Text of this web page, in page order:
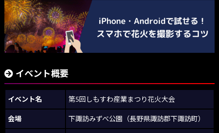
イベント概要
イベント名 第5回しもすわ産業まつり花火大会
会場 下諏訪みずべ公園（長野県諏訪郡下諏訪町）